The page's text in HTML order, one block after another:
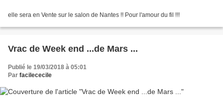
elle sera en Vente sur le salon de Nantes !! Pour l'amour du fil !!!
Vrac de Week end ...de Mars ...
Publié le 19/03/2018 à 05:01
Par facilececile